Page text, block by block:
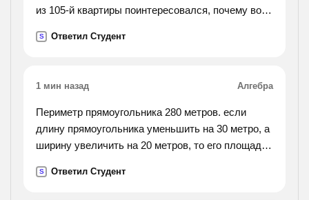
из 105-й квартиры поинтересовался, почему во
больше, чем в первом, хотя квартир там и тут
двузначные номера приходится платить вдвое, а
за трехзначные – втрое больше, чем за
однозначные. сколько квартир в подъезде?
S Ответил Студент
1 мин назад Алгебра
Периметр прямоугольника 280 метров. если
длину прямоугольника уменьшить на 30 метро, а
ширину увеличить на 20 метров, то его площадь
длину и ширину данного прямоугольника.
S Ответил Студент